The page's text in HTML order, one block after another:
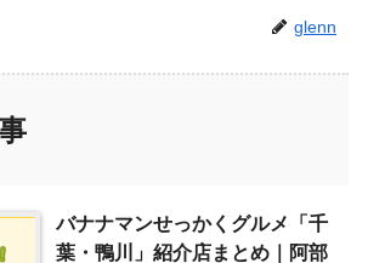
glenn
バナナマンせっかくグルメ「千
葉・鴨川」紹介店まとめ｜阿部